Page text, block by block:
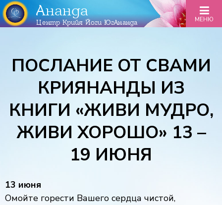
Ананда
Центр Крийя Йоги ЮгАнанда МЕНЮ
ПОСЛАНИЕ ОТ СВАМИ
КРИЯНАНДЫ ИЗ
КНИГИ «ЖИВИ МУДРО,
ЖИВИ ХОРОШО» 13 –
19 ИЮНЯ
13 июня
Омойте горести Вашего сердца чистой,